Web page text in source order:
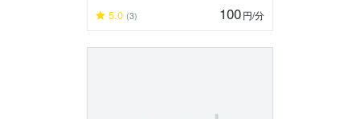
5.0 (3) 100円/分